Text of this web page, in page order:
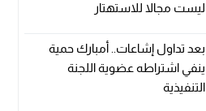
ليست مجالا للاستهتار
بعد تداول إشاعات.. أمبارك حمية
ينفي اشتراطه عضوية اللجنة
التنفيذية